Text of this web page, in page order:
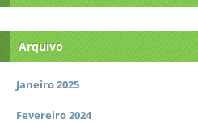
Arquivo
Janeiro 2025
Fevereiro 2024